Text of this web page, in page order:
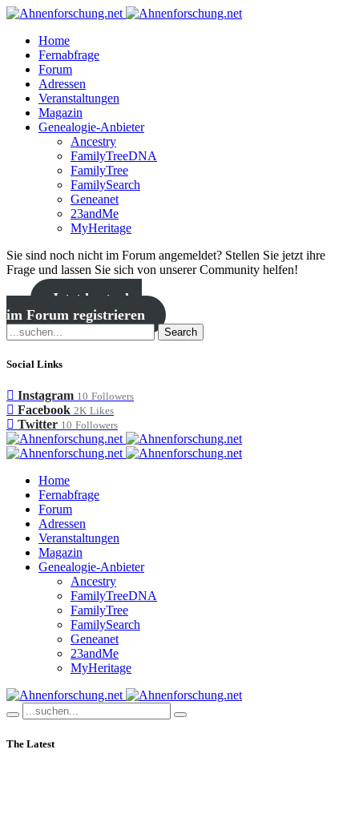
Home
Fernabfrage
Forum
Adressen
Veranstaltungen
Magazin
Genealogie-Anbieter
Ancestry
FamilyTreeDNA
FamilyTree
FamilySearch
Geneanet
23andMe
MyHeritage
Sie sind noch nicht im Forum angemeldet? Stellen Sie jetzt ihre
Frage und lassen Sie sich von unserer Community helfen!
Jetzt kostenlos
im Forum registrieren
Search
Social Links
Instagram 10 Followers
Facebook 2K Likes
Twitter 10 Followers
Home
Fernabfrage
Forum
Adressen
Veranstaltungen
Magazin
Genealogie-Anbieter
Ancestry
FamilyTreeDNA
FamilyTree
FamilySearch
Geneanet
23andMe
MyHeritage
The Latest